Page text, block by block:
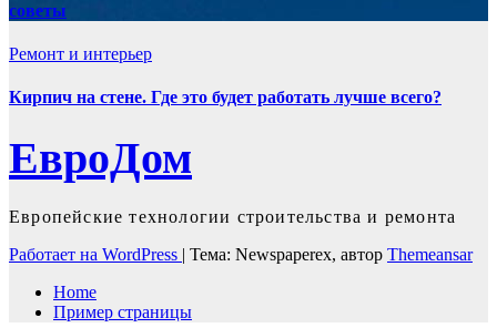
советы
Ремонт и интерьер
Кирпич на стене. Где это будет работать лучше всего?
ЕвроДом
Европейские технологии строительства и ремонта
Работает на WordPress | Тема: Newspaperex, автор Themeansar
Home
Пример страницы